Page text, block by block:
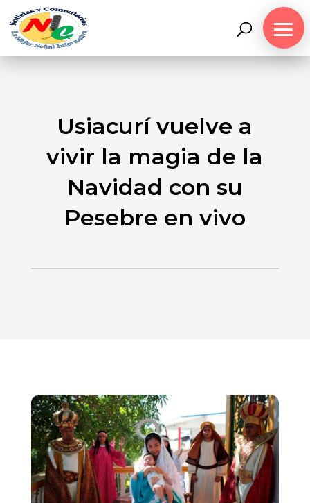
Usiacurí vuelve a
vivir la magia de la
Navidad con su
Pesebre en vivo